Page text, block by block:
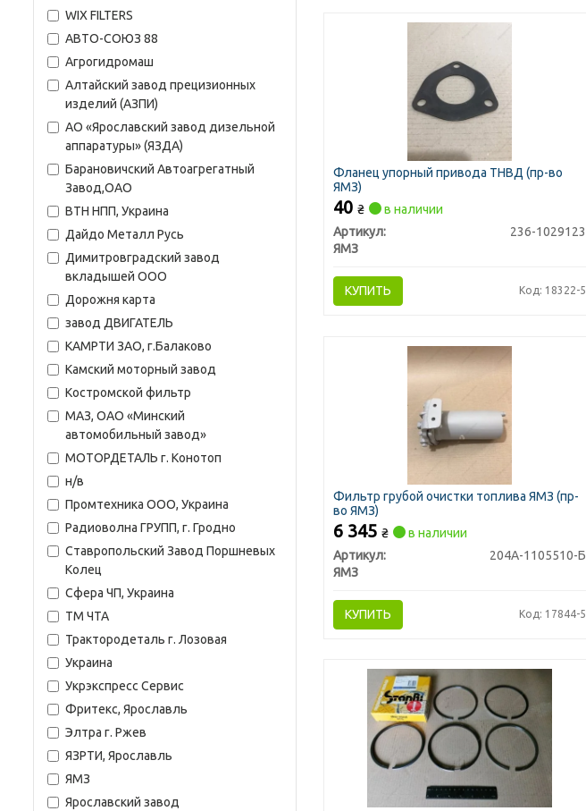
WIX FILTERS
АВТО-СОЮЗ 88
Агрогидромаш
Алтайский завод прецизионных
изделий (АЗПИ)
АО «Ярославский завод дизельной
аппаратуры» (ЯЗДА)
Барановичский Автоагрегатный
Завод,ОАО
ВТН НПП, Украина
Дайдо Металл Русь
Димитровградский завод
вкладышей ООО
Дорожня карта
завод ДВИГАТЕЛЬ
КАМРТИ ЗАО, г.Балаково
Камский моторный завод
Костромской фильтр
МАЗ, ОАО «Минский
автомобильный завод»
МОТОРДЕТАЛЬ г. Конотоп
н/в
Промтехника ООО, Украина
Радиоволна ГРУПП, г. Гродно
Ставропольский Завод Поршневых
Колец
Сфера ЧП, Украина
ТМ ЧТА
Трактородеталь г. Лозовая
Украина
Укрэкспресс Сервис
Фритекс, Ярославль
Элтра г. Ржев
ЯЗРТИ, Ярославль
ЯМЗ
Ярославский завод
Фланец упорный привода ТНВД (пр-во
ЯМЗ)
40 ₴
в наличии
Артикул:
236-1029123
ЯМЗ
КУПИТЬ Код: 18322-5
Фильтр грубой очистки топлива ЯМЗ (пр-
во ЯМЗ)
6 345 ₴
в наличии
Артикул:
204А-1105510-Б
ЯМЗ
КУПИТЬ Код: 17844-5